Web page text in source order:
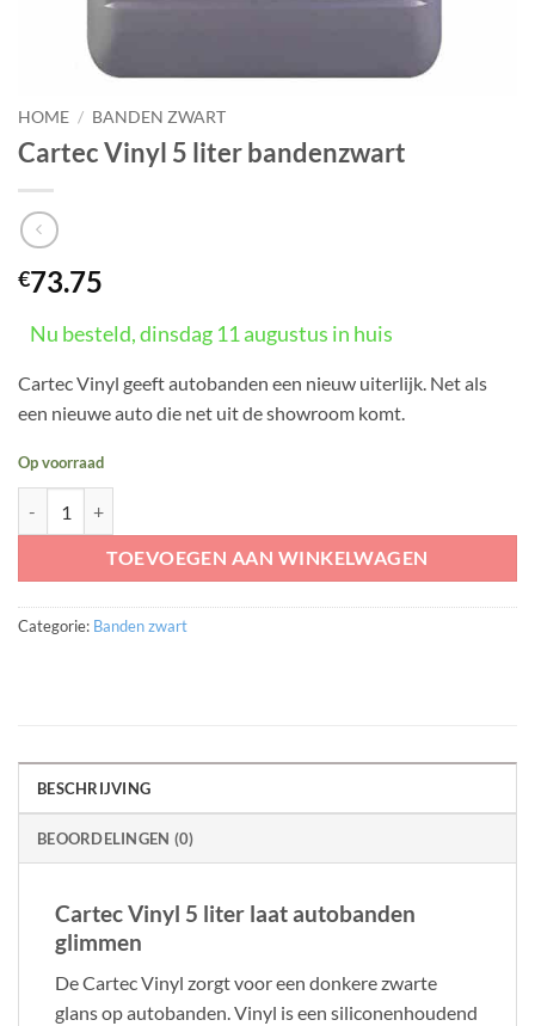
HOME / BANDEN ZWART
Cartec Vinyl 5 liter bandenzwart
€73.75
Nu besteld, dinsdag 11 augustus in huis
Cartec Vinyl geeft autobanden een nieuw uiterlijk. Net als
een nieuwe auto die net uit de showroom komt.
Op voorraad
TOEVOEGEN AAN WINKELWAGEN
Categorie: Banden zwart
BESCHRIJVING
BEOORDELINGEN (0)
Cartec Vinyl 5 liter laat autobanden
glimmen
De Cartec Vinyl zorgt voor een donkere zwarte
glans op autobanden. Vinyl is een siliconenhoudend